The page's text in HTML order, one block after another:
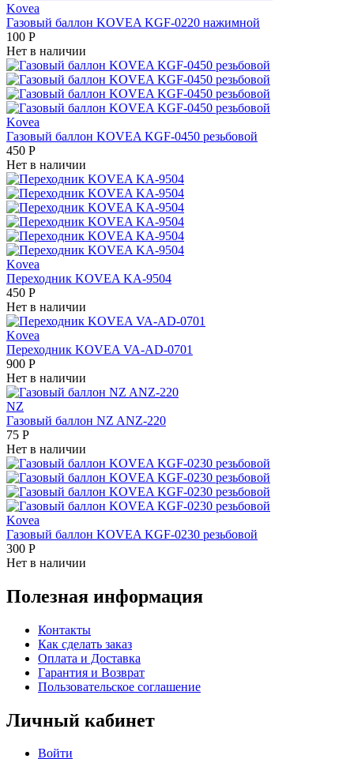
Kovea
Газовый баллон KOVEA KGF-0220 нажимной
100 Р
Нет в наличии
Kovea
Газовый баллон KOVEA KGF-0450 резьбовой
450 Р
Нет в наличии
Kovea
Переходник KOVEA KA-9504
450 Р
Нет в наличии
Kovea
Переходник KOVEA VA-AD-0701
900 Р
Нет в наличии
NZ
Газовый баллон NZ ANZ-220
75 Р
Нет в наличии
Kovea
Газовый баллон KOVEA KGF-0230 резьбовой
300 Р
Нет в наличии
Полезная информация
Контакты
Как сделать заказ
Оплата и Доставка
Гарантия и Возврат
Пользовательское соглашение
Личный кабинет
Войти